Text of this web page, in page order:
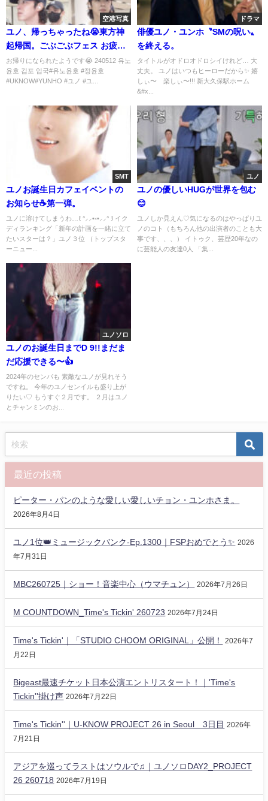
空港写真
ユノ、帰っちゃったね😭東方神
起帰国。ごぶごぶフェス お疲れ
様でした!!
お帰りになられたようです😭 240512 유노
윤호 김포 입국#유노윤호 #정윤호
#UKNOW#YUNHO #ユノ #ユ...
ドラマ
俳優ユノ・ユンホ〝SMの呪い〟
を終える。
タイトルがオドロオドロシイけれど… 大
丈夫。 ユノはいつもヒーローだから✨ 嬉
しぃ〜 楽しぃ〜!!! 新大久保駅ホーム
&#x...
SMT
ユノお誕生日カフェイベントの
お知らせ☕第一弾。
ユノに溶けてしまうわ…꒰ ᐢ⸝⸝•༝•⸝⸝ᐢ ꒱ イク
ディランキング「新年の計画を一緒に立て
たいスターは？」ユノ３位 （トップスタ
ーニュー...
ユノ
ユノの優しいHUGが世界を包む
😊
ユノしか見えん♡気になるのはやっぱりユ
ノのコト（もちろん他の出演者のことも大
事です、、、） イトゥク、芸歴20年なの
に芸能人の友達0人 「集...
ユノソロ
ユノのお誕生日までD 9!!まだま
だ応援できる〜👍
2024年のセンパも 素敵なユノが見れそう
ですね。 今年のユノセンイルも盛り上が
りたい♡ もうすぐ２月です。 ２月はユノ
とチャンミンのお...
最近の投稿
ピーター・パンのような愛しい愛しいチョン・ユンホさま。
2026年8月4日
ユノ1位👑ミュージックバンク-Ep.1300｜FSPおめでとう✨️ 2026
年7月31日
MBC260725｜ショー！音楽中心（ウマチュン） 2026年7月26日
M COUNTDOWN_Time's Tickin' 260723 2026年7月24日
Time's Tickin'｜「STUDIO CHOOM ORIGINAL」公開！
2026年7
月22日
Bigeast最速チケット日本公演エントリスタート！｜'Time's
Tickin''掛け声 2026年7月22日
Time's Tickin''｜U-KNOW PROJECT 26 in Seoul 3日目
2026年
7月21日
アジアを巡ってラストはソウルで♫｜ユノソロDAY2_PROJECT
26 260718 2026年7月19日